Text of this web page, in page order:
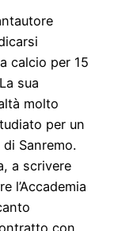
calcio per 15
sua
molto
per un
Sanremo.
a scrivere
l’Accademia